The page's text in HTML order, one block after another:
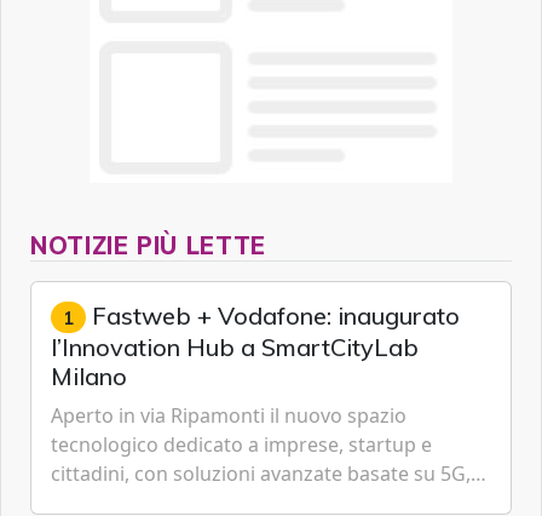
NOTIZIE PIÙ LETTE
1 Fastweb + Vodafone: inaugurato
l’Innovation Hub a SmartCityLab
Milano
Aperto in via Ripamonti il nuovo spazio
tecnologico dedicato a imprese, startup e
cittadini, con soluzioni avanzate basate su 5G,